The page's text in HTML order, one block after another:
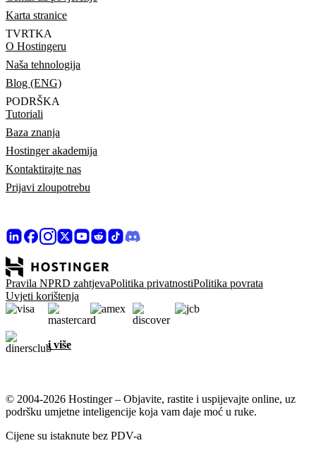
Karta stranice
TVRTKA
O Hostingeru
Naša tehnologija
Blog (ENG)
PODRŠKA
Tutoriali
Baza znanja
Hostinger akademija
Kontaktirajte nas
Prijavi zloupotrebu
Pravila NPRD zahtjevaPolitika privatnostiPolitika povrata
Uvjeti korištenja
i više
© 2004-2026 Hostinger – Objavite, rastite i uspijevajte online, uz
podršku umjetne inteligencije koja vam daje moć u ruke.
Cijene su istaknute bez PDV-a